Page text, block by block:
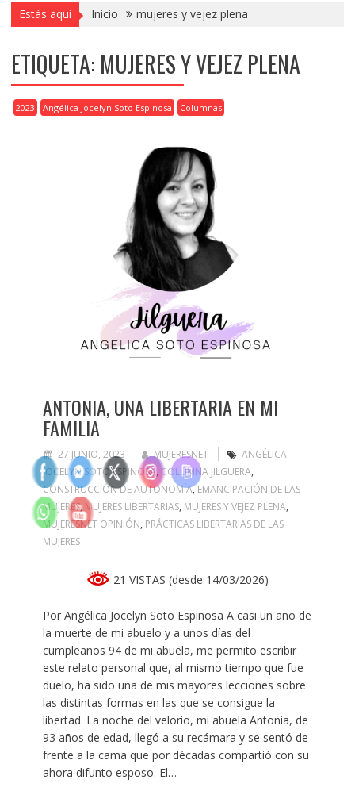
Estás aquí Inicio mujeres y vejez plena
ETIQUETA: MUJERES Y VEJEZ PLENA
2023 Angélica Jocelyn Soto Espinosa Columnas
ANTONIA, UNA LIBERTARIA EN MI
FAMILIA
27 JUNIO, 2023 MUJERESNET
ANGÉLICA
JOCELYN SOTO ESPINOSA, COLUMNA JILGUERA,
CONSTRUCCIÓN DE AUTONOMÍA,EMANCIPACIÓN DE LAS
MUJERES,MUJERES LIBERTARIAS, MUJERES Y VEJEZ PLENA,
MUJERESNET OPINIÓN, PRÁCTICAS LIBERTARIAS DE LAS
MUJERES
21 VISTAS (desde 14/03/2026)
Por Angélica Jocelyn Soto Espinosa A casi un año de
la muerte de mi abuelo y a unos días del
cumpleaños 94 de mi abuela, me permito escribir
este relato personal que, al mismo tiempo que fue
duelo, ha sido una de mis mayores lecciones sobre
las distintas formas en las que se consigue la
libertad. La noche del velorio, mi abuela Antonia, de
93 años de edad, llegó a su recámara y se sentó de
frente a la cama que por décadas compartió con su
ahora difunto esposo. El…